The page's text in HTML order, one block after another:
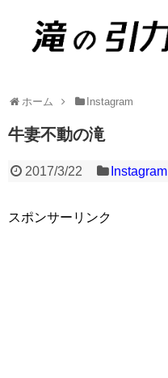
ホーム Instagram
牛妻不動の滝
2017/3/22 Instagram
スポンサーリンク